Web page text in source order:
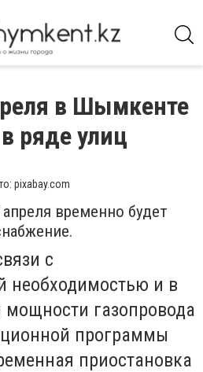
в Шымкенте
ряде улиц
pixabay.com
временно будет
с
необходимостью и в
мощности газопровода
программы
приостановка